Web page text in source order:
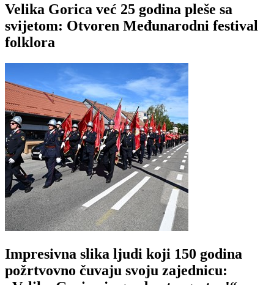
Velika Gorica već 25 godina pleše sa
svijetom: Otvoren Međunarodni festival
folklora
Impresivna slika ljudi koji 150 godina
požrtvovno čuvaju svoju zajednicu: